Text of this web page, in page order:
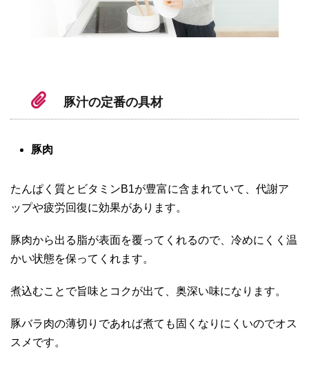
豚汁の定番の具材
豚肉
たんぱく質とビタミンB1が豊富に含まれていて、代謝ア
ップや疲労回復に効果があります。
豚肉から出る脂が表面を覆ってくれるので、冷めにくく温
かい状態を保ってくれます。
煮込むことで旨味とコクが出て、奥深い味になります。
豚バラ肉の薄切りであれば煮ても固くなりにくいのでオス
スメです。